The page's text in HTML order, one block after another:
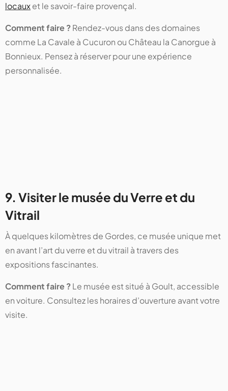
locauxet le savoir-faire provençal.
Comment faire ?Rendez-vous dans des domaines
comme La Cavale à Cucuron ou Château la Canorgue à
Bonnieux. Pensez à réserver pour une expérience
personnalisée.
9. Visiter le musée du Verre et du
Vitrail
À quelques kilomètres de Gordes, ce musée unique met
en avant l’art du verre et du vitrail à travers des
expositions fascinantes.
Comment faire ?Le musée est situé à Goult, accessible
en voiture. Consultez les horaires d’ouverture avant votre
visite.